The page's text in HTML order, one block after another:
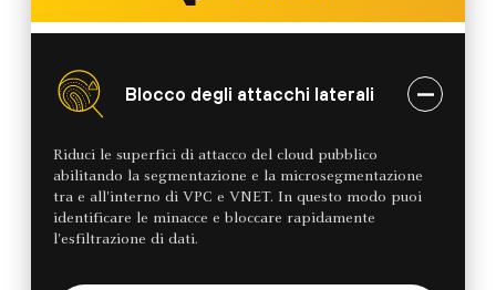
Blocco degli attacchi laterali
Riduci le superfici di attacco del cloud pubblico
abilitando la segmentazione e la microsegmentazione
tra e all'interno di VPC e VNET. In questo modo puoi
identificare le minacce e bloccare rapidamente
l'esfiltrazione di dati.